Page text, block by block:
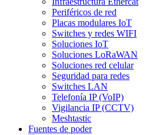
Periféricos de red
Placas modulares IoT
Switches y redes WIFI
Soluciones IoT
Soluciones LoRaWAN
Soluciones red celular
Seguridad para redes
Switches LAN
Telefonía IP (VoIP)
Vigilancia IP (CCTV)
Meshtastic
Fuentes de poder